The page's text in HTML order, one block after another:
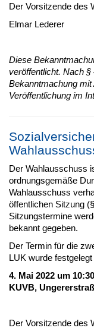
Der Vorsitzende des
Elmar Lederer
Diese
veröffentlicht. Nach
Bekanntmachung
Veröffentlichung im
Der Wahlausschuss
ordnungsgemäße
Wahlausschuss
öffentlichen Sitzung
Sitzungstermine
bekannt gegeben.
Der Termin für die
LUK wurde festgelegt
4. Mai 2022 um
KUVB,
Der Vorsitzende des